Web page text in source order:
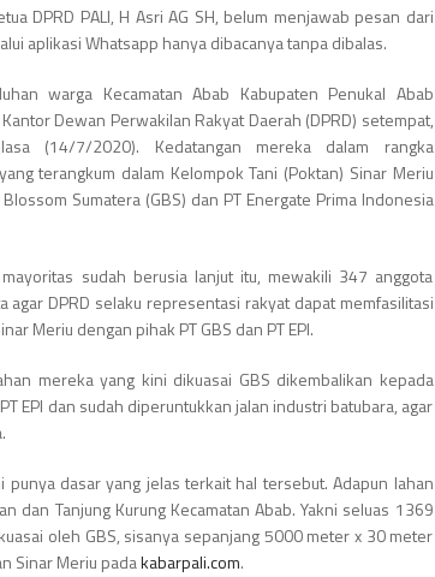
DPRD PALI, H Asri AG SH, belum menjawab pesan dari
aplikasi Whatsapp hanya dibacanya tanpa dibalas.
warga Kecamatan Abab Kabupaten Penukal Abab
Dewan Perwakilan Rakyat Daerah (DPRD) setempat,
(14/7/2020). Kedatangan mereka dalam rangka
terangkum dalam Kelompok Tani (Poktan) Sinar Meriu
Sumatera (GBS) dan PT Energate Prima Indonesia
sudah berusia lanjut itu, mewakili 347 anggota
agar DPRD selaku representasi rakyat dapat memfasilitasi
Meriu dengan pihak PT GBS dan PT EPI.
mereka yang kini dikuasai GBS dikembalikan kepada
EPI dan sudah diperuntukkan jalan industri batubara, agar
punya dasar yang jelas terkait hal tersebut. Adapun lahan
dan Tanjung Kurung Kecamatan Abab. Yakni seluas 1369
oleh GBS, sisanya sepanjang 5000 meter x 30 meter
Sinar Meriu padakabarpali.com.